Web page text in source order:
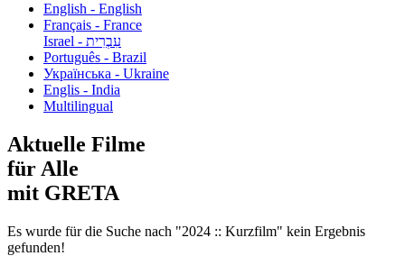
English - English
Français - France
עִבְרִית - Israel
Português - Brazil
Українська - Ukraine
Englis - India
Multilingual
Aktuelle Filme
für Alle
mit GRETA
Es wurde für die Suche nach "2024 :: Kurzfilm" kein Ergebnis
gefunden!